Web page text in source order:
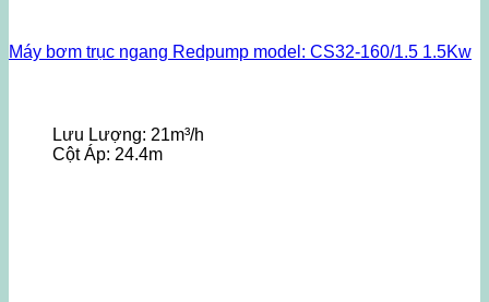
Máy bơm trục ngang Redpump model: CS32-160/1.5 1.5Kw
Lưu Lượng: 21m³/h
Cột Áp: 24.4m